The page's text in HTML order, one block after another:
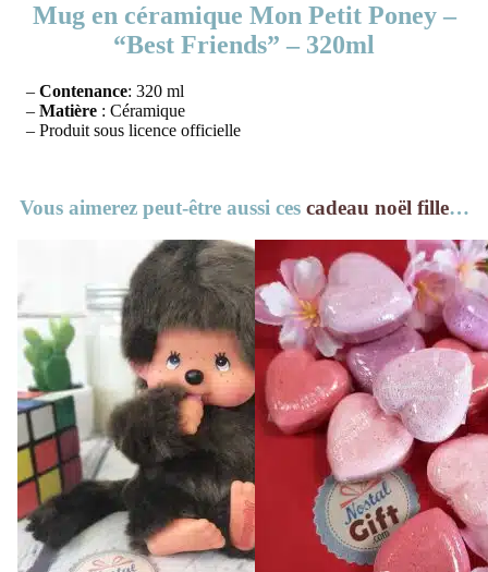
Mug en céramique Mon Petit Poney –
“Best Friends” – 320ml
– Contenance: 320 ml
– Matière : Céramique
– Produit sous licence officielle
Vous aimerez peut-être aussi ces cadeau noël fille…